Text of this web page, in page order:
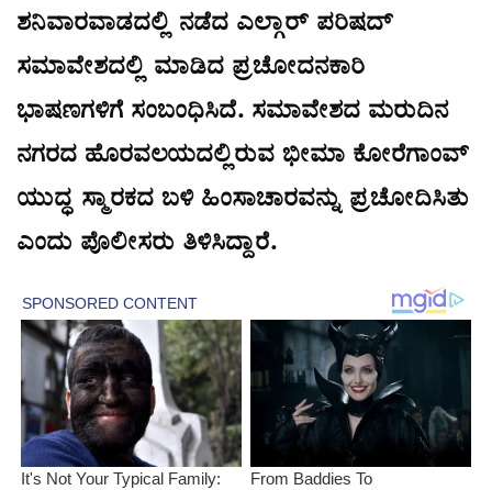
ಶನಿವಾರವಾಡದಲ್ಲಿ ನಡೆದ ಎಲ್ಗಾರ್ ಪರಿಷದ್
ಸಮಾವೇಶದಲ್ಲಿ ಮಾಡಿದ ಪ್ರಚೋದನಕಾರಿ
ಭಾಷಣಗಳಿಗೆ ಸಂಬಂಧಿಸಿದೆ. ಸಮಾವೇಶದ ಮರುದಿನ
ನಗರದ ಹೊರವಲಯದಲ್ಲಿರುವ ಭೀಮಾ ಕೋರೆಗಾಂವ್
ಯುದ್ಧ ಸ್ಮಾರಕದ ಬಳಿ ಹಿಂಸಾಚಾರವನ್ನು ಪ್ರಚೋದಿಸಿತು
ಎಂದು ಪೊಲೀಸರು ತಿಳಿಸಿದ್ದಾರೆ.